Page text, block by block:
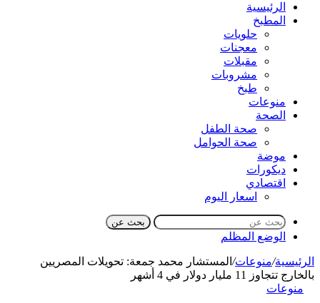
الرئيسية
المطبخ
حلويات
معجنات
مقبلات
مشروبات
طبخ
منوعات
الصحة
صحة الطفل
صحة الحوامل
موضة
ديكورات
اقتصادي
اسعار اليوم
بحث عن
الوضع المظلم
الرئيسية/منوعات/ المستشار محمد جمعة: تحويلات المصريين
بالخارج تتجاوز 11 مليار دولار في 4 أشهر
منوعات